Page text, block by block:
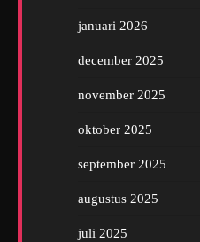
januari 2026
december 2025
november 2025
oktober 2025
september 2025
augustus 2025
juli 2025